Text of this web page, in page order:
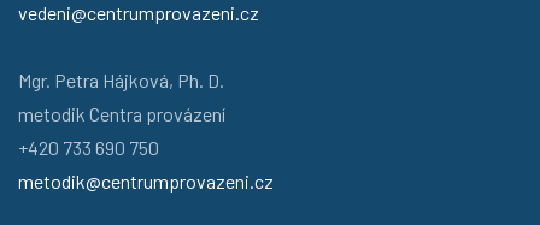
vedeni@centrumprovazeni.cz
Mgr. Petra Hájková, Ph. D.
metodik Centra provázení
+420 733 690 750
metodik@centrumprovazeni.cz